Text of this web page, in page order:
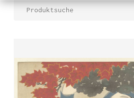
ÜBER UNS